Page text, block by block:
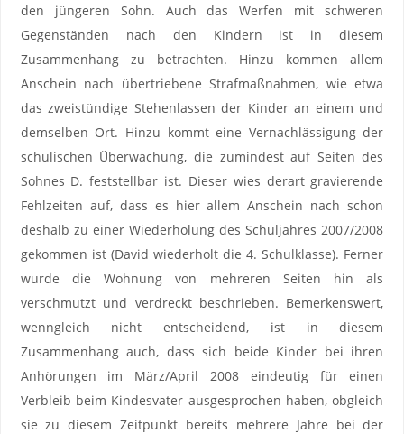
den jüngeren Sohn. Auch das Werfen mit schweren
Gegenständen nach den Kindern ist in diesem
Zusammenhang zu betrachten. Hinzu kommen allem
Anschein nach übertriebene Strafmaßnahmen, wie etwa
das zweistündige Stehenlassen der Kinder an einem und
demselben Ort. Hinzu kommt eine Vernachlässigung der
schulischen Überwachung, die zumindest auf Seiten des
Sohnes D. feststellbar ist. Dieser wies derart gravierende
Fehlzeiten auf, dass es hier allem Anschein nach schon
deshalb zu einer Wiederholung des Schuljahres 2007/2008
gekommen ist (David wiederholt die 4. Schulklasse). Ferner
wurde die Wohnung von mehreren Seiten hin als
verschmutzt und verdreckt beschrieben. Bemerkenswert,
wenngleich nicht entscheidend, ist in diesem
Zusammenhang auch, dass sich beide Kinder bei ihren
Anhörungen im März/April 2008 eindeutig für einen
Verbleib beim Kindesvater ausgesprochen haben, obgleich
sie zu diesem Zeitpunkt bereits mehrere Jahre bei der